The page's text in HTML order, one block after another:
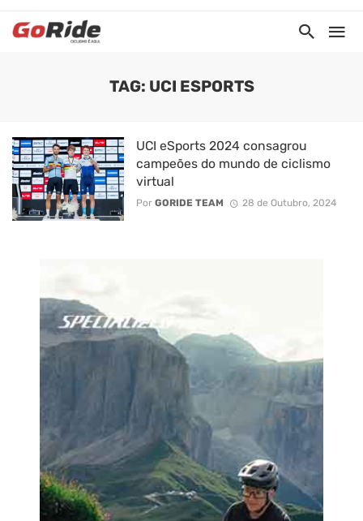
TAG: UCI ESPORTS
UCI eSports 2024 consagrou
campeões do mundo de ciclismo
virtual
Por GORIDE TEAM 28 de Outubro, 2024